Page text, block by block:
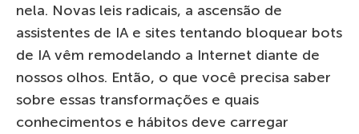
nela. Novas leis radicais, a ascensão de
assistentes de IA e sites tentando bloquear bots
de IA vêm remodelando a Internet diante de
nossos olhos. Então, o que você precisa saber
sobre essas transformações e quais
conhecimentos e hábitos deve carregar